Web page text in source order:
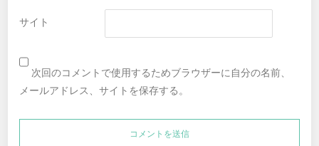
サイト
次回のコメントで使用するためブラウザーに自分の名前、
メールアドレス、サイトを保存する。